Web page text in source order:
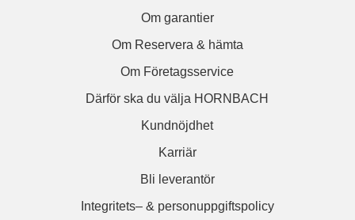
Om garantier
Om Reservera & hämta
Om Företagsservice
Därför ska du välja HORNBACH
Kundnöjdhet
Karriär
Bli leverantör
Integritets– & personuppgiftspolicy